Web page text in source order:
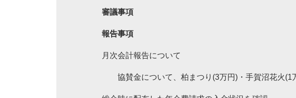
審議事項
報告事項
月次会計報告について
協賛金について、柏まつり(3万円)・手賀沼花火(1